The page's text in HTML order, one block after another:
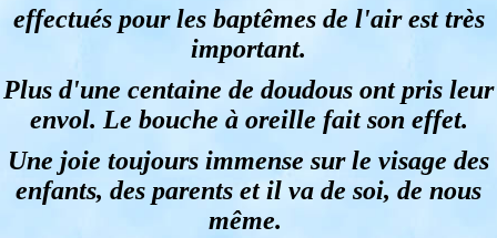
effectués pour les baptêmes de l'air est très
important.
Plus d'une centaine de doudous ont pris leur
envol. Le bouche à oreille fait son effet.
Une joie toujours immense sur le visage des
enfants, des parents et il va de soi, de nous
même.